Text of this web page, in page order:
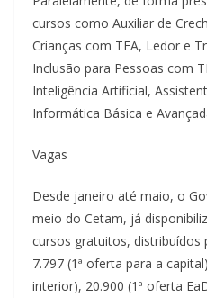
cursos como Auxiliar de
Crianças com TEA, Ledor e
Inclusão para Pessoas com
Inteligência Artificial,
Informática Básica e
Vagas
Desde janeiro até maio, o
meio do Cetam, já
cursos gratuitos, distribuídos
7.797 (1ª oferta para a
interior), 20.900 (1ª oferta